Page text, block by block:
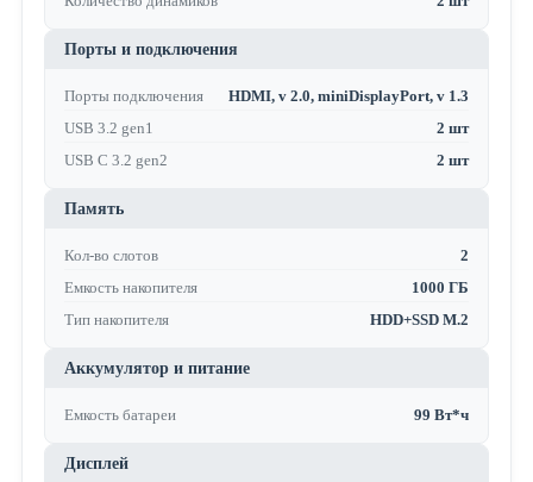
Порты и подключения
Порты подключения
HDMI, v 2.0, miniDisplayPort, v 1.3
USB 3.2 gen1
2 шт
USB C 3.2 gen2
2 шт
Память
Кол-во слотов
2
Емкость накопителя
1000 ГБ
Тип накопителя
HDD+SSD M.2
Аккумулятор и питание
Емкость батареи 99 Вт*ч
Дисплей